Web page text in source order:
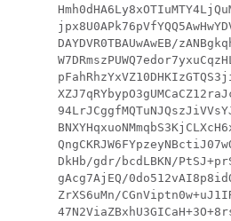
DAYDVR0TBAUwAwEB/
DkHb/gdr/bcdLBKN/
gAcg7AjEQ/
ZrXS6uMn/